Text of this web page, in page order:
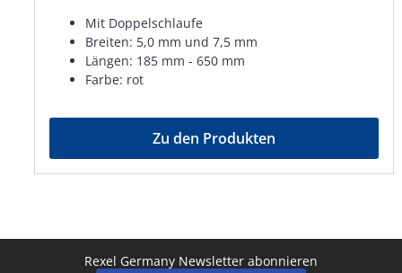
Mit Doppelschlaufe
Breiten: 5,0 mm und 7,5 mm
Längen: 185 mm - 650 mm
Farbe: rot
Zu den Produkten
Rexel Germany Newsletter abonnieren